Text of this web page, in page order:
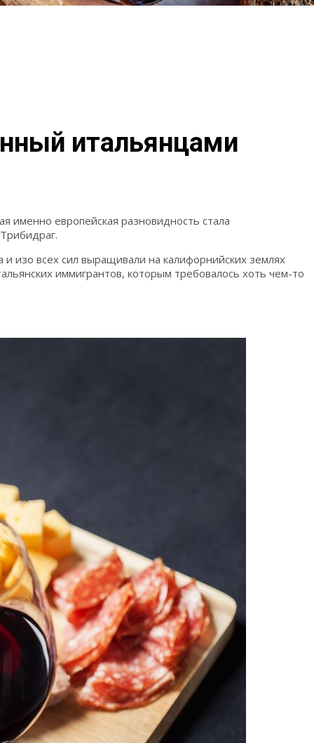
итальянцами
именно европейская разновидность стала
изо всех сил выращивали на калифорнийских землях
иммигрантов, которым требовалось хоть чем-то